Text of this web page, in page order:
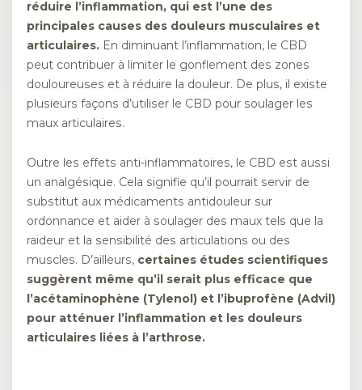
réduire l’inflammation, qui est l’une des
principales causes des douleurs musculaires et
articulaires. En diminuant l’inflammation, le CBD
peut contribuer à limiter le gonflement des zones
douloureuses et à réduire la douleur. De plus, il existe
plusieurs façons d’utiliser le CBD pour soulager les
maux articulaires.
Outre les effets anti-inflammatoires, le CBD est aussi
un analgésique. Cela signifie qu’il pourrait servir de
substitut aux médicaments antidouleur sur
ordonnance et aider à soulager des maux tels que la
raideur et la sensibilité des articulations ou des
muscles. D’ailleurs, certaines études scientifiques
suggèrent même qu’il serait plus efficace que
l’acétaminophène (Tylenol) et l’ibuprofène (Advil)
pour atténuer l’inflammation et les douleurs
articulaires liées à l’arthrose.